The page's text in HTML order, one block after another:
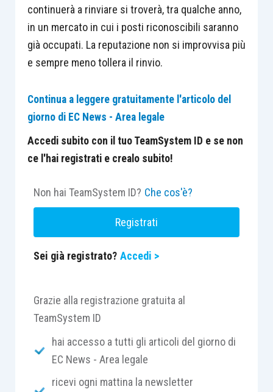
continuerà a rinviare si troverà, tra qualche anno,
in un mercato in cui i posti riconoscibili saranno
già occupati. La reputazione non si improvvisa più
e sempre meno tollera il rinvio.
Continua a leggere gratuitamente l'articolo del
giorno di EC News - Area legale
Accedi subito con il tuo TeamSystem ID e se non
ce l'hai registrati e crealo subito!
Non hai TeamSystem ID? Che cos'è?
Registrati
Sei già registrato? Accedi >
Grazie alla registrazione gratuita al
TeamSystem ID
hai accesso a tutti gli articoli del giorno di
EC News - Area legale
ricevi ogni mattina la newsletter